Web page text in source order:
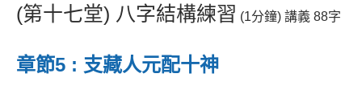
(第十七堂) 八字結構練習 (1分鐘) 講義 88字
章節5 : 支藏人元配十神